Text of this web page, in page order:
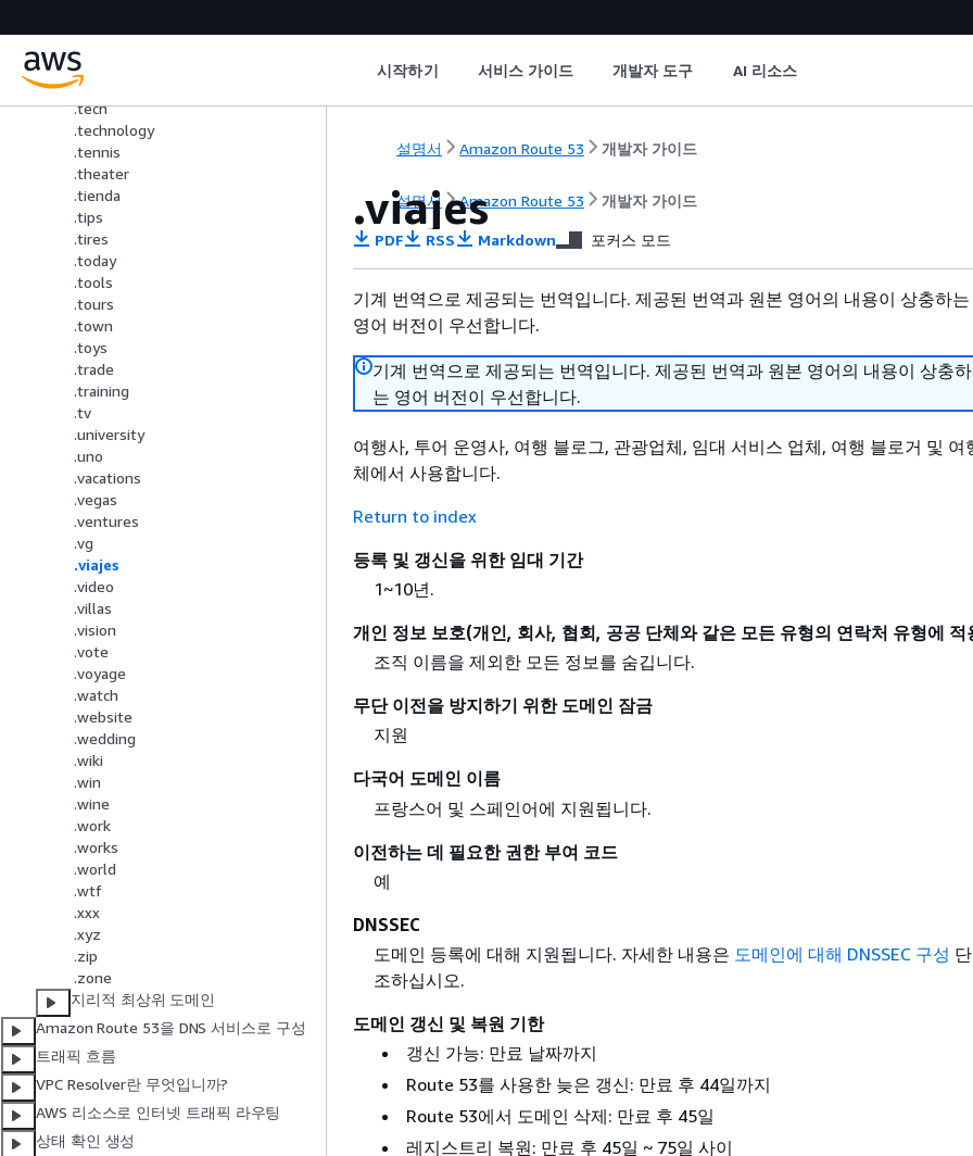
시작하기 서비스 가이드 개발자 도구 AI 리소스
.taxi
.team
.tech
.technology
.tennis
.theater
.tienda
.tips
.tires
.today
.tools
.tours
.town
.toys
.trade
.training
.tv
.university
.uno
.vacations
.vegas
.ventures
.vg
.viajes
.video
.villas
.vision
.vote
.voyage
.watch
.website
.wedding
.wiki
.win
.wine
.work
.works
.world
.wtf
.xxx
.xyz
.zip
.zone
지리적 최상위 도메인
Amazon Route 53을 DNS 서비스로 구성
트래픽 흐름
VPC Resolver란 무엇입니까?
AWS 리소스로 인터넷 트래픽 라우팅
상태 확인 생성
설명서 Amazon Route 53 개발자 가이드
설명서 Amazon Route 53 개발자 가이드
.viajes
PDF RSS Markdown 포커스 모드
기계 번역으로 제공되는 번역입니다. 제공된 번역과 원본 영어의 내용이 상충하
영어 버전이 우선합니다.
기계 번역으로 제공되는 번역입니다. 제공된 번역과 원본 영어의 내용이 상충
는 영어 버전이 우선합니다.
여행사, 투어 운영사, 여행 블로그, 관광업체, 임대 서비스 업체, 여행 블로거 및 여
체에서 사용합니다.
Return to index
등록 및 갱신을 위한 임대 기간
1~10년.
개인 정보 보호(개인, 회사, 협회, 공공 단체와 같은 모든 유형의 연락처 유형에 적
조직 이름을 제외한 모든 정보를 숨깁니다.
무단 이전을 방지하기 위한 도메인 잠금
지원
다국어 도메인 이름
프랑스어 및 스페인어에 지원됩니다.
이전하는 데 필요한 권한 부여 코드
예
DNSSEC
도메인 등록에 대해 지원됩니다. 자세한 내용은 도메인에 대해 DNSSEC 구성
조하십시오.
도메인 갱신 및 복원 기한
갱신 가능: 만료 날짜까지
Route 53를 사용한 늦은 갱신: 만료 후 44일까지
Route 53에서 도메인 삭제: 만료 후 45일
레지스트리 복원: 만료 후 45일 ~ 75일 사이